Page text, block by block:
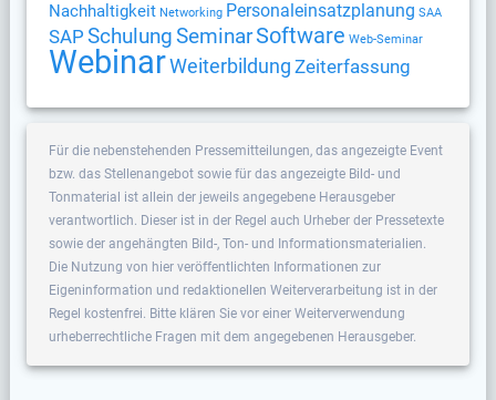
Nachhaltigkeit Networking Personaleinsatzplanung SAA
SAP SchulungSeminarSoftware Web-Seminar
WebinarWeiterbildung Zeiterfassung
Für die nebenstehenden Pressemitteilungen, das angezeigte Event
bzw. das Stellenangebot sowie für das angezeigte Bild- und
Tonmaterial ist allein der jeweils angegebene Herausgeber
verantwortlich. Dieser ist in der Regel auch Urheber der Pressetexte
sowie der angehängten Bild-, Ton- und Informationsmaterialien.
Die Nutzung von hier veröffentlichten Informationen zur
Eigeninformation und redaktionellen Weiterverarbeitung ist in der
Regel kostenfrei. Bitte klären Sie vor einer Weiterverwendung
urheberrechtliche Fragen mit dem angegebenen Herausgeber.